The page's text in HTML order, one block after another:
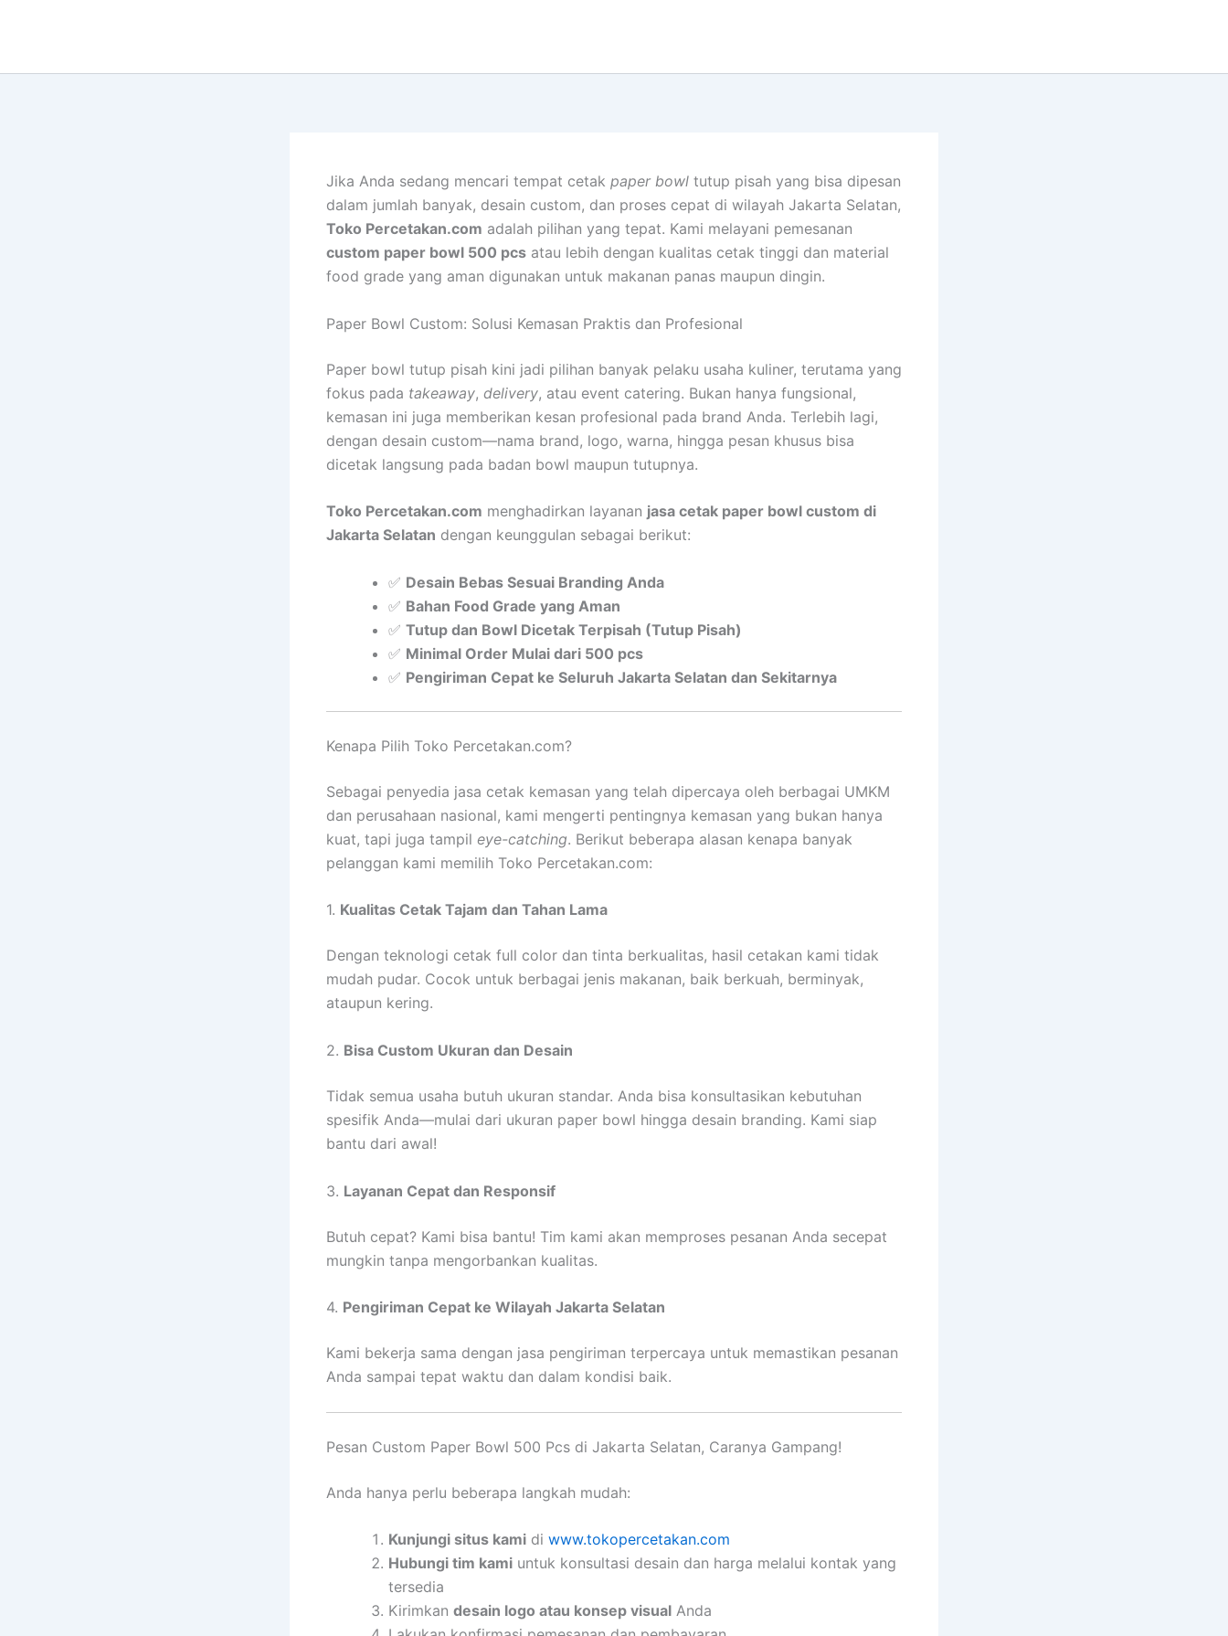
Jika Anda sedang mencari tempat cetak paper bowl tutup pisah yang bisa dipesan
dalam jumlah banyak, desain custom, dan proses cepat di wilayah Jakarta Selatan,
Toko Percetakan.com adalah pilihan yang tepat. Kami melayani pemesanan
custom paper bowl 500 pcs atau lebih dengan kualitas cetak tinggi dan material
food grade yang aman digunakan untuk makanan panas maupun dingin.
Paper Bowl Custom: Solusi Kemasan Praktis dan Profesional
Paper bowl tutup pisah kini jadi pilihan banyak pelaku usaha kuliner, terutama yang
fokus pada takeaway, delivery, atau event catering. Bukan hanya fungsional,
kemasan ini juga memberikan kesan profesional pada brand Anda. Terlebih lagi,
dengan desain custom—nama brand, logo, warna, hingga pesan khusus bisa
dicetak langsung pada badan bowl maupun tutupnya.
Toko Percetakan.com menghadirkan layanan jasa cetak paper bowl custom di
Jakarta Selatan dengan keunggulan sebagai berikut:
✅ Desain Bebas Sesuai Branding Anda
✅ Bahan Food Grade yang Aman
✅ Tutup dan Bowl Dicetak Terpisah (Tutup Pisah)
✅ Minimal Order Mulai dari 500 pcs
✅ Pengiriman Cepat ke Seluruh Jakarta Selatan dan Sekitarnya
Kenapa Pilih Toko Percetakan.com?
Sebagai penyedia jasa cetak kemasan yang telah dipercaya oleh berbagai UMKM
dan perusahaan nasional, kami mengerti pentingnya kemasan yang bukan hanya
kuat, tapi juga tampil eye-catching. Berikut beberapa alasan kenapa banyak
pelanggan kami memilih Toko Percetakan.com:
1. Kualitas Cetak Tajam dan Tahan Lama
Dengan teknologi cetak full color dan tinta berkualitas, hasil cetakan kami tidak
mudah pudar. Cocok untuk berbagai jenis makanan, baik berkuah, berminyak,
ataupun kering.
2. Bisa Custom Ukuran dan Desain
Tidak semua usaha butuh ukuran standar. Anda bisa konsultasikan kebutuhan
spesifik Anda—mulai dari ukuran paper bowl hingga desain branding. Kami siap
bantu dari awal!
3. Layanan Cepat dan Responsif
Butuh cepat? Kami bisa bantu! Tim kami akan memproses pesanan Anda secepat
mungkin tanpa mengorbankan kualitas.
4. Pengiriman Cepat ke Wilayah Jakarta Selatan
Kami bekerja sama dengan jasa pengiriman terpercaya untuk memastikan pesanan
Anda sampai tepat waktu dan dalam kondisi baik.
Pesan Custom Paper Bowl 500 Pcs di Jakarta Selatan, Caranya Gampang!
Anda hanya perlu beberapa langkah mudah:
Kunjungi situs kami di www.tokopercetakan.com
Hubungi tim kami untuk konsultasi desain dan harga melalui kontak yang
tersedia
Kirimkan desain logo atau konsep visual Anda